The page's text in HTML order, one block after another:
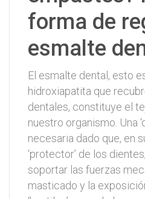
forma de
esmalte
El esmalte dental, esto
hidroxiapatita que
dentales, constituye el
nuestro organismo. Una
necesaria dado que, en
‘protector’ de los
soportar las fuerzas
masticado y la